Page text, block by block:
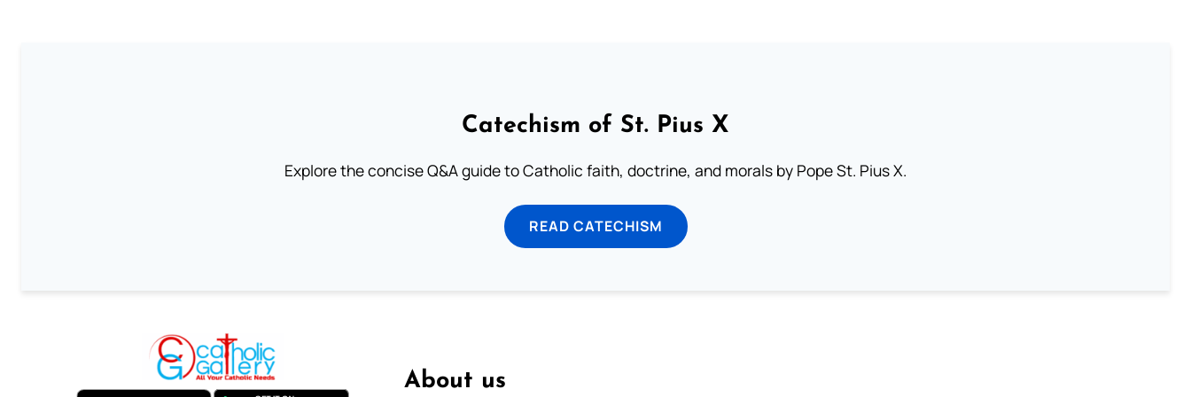
Catechism of St. Pius X
Explore the concise Q&A guide to Catholic faith, doctrine, and morals by Pope St. Pius X.
READ CATECHISM
About us